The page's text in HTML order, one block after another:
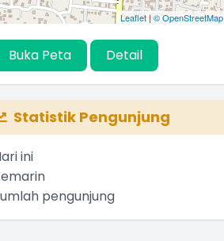
Leaflet | © OpenStreetMap
Buka Peta Detail
Statistik Pengunjung
ini
pengunjung